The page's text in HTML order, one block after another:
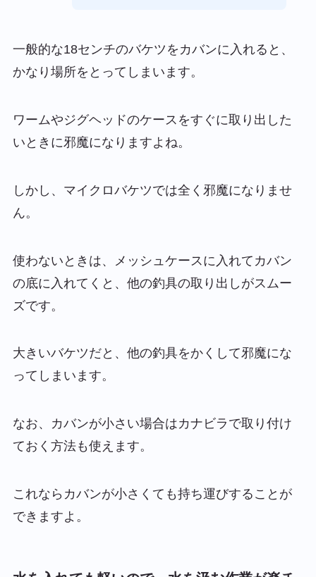
一般的な18センチのバケツをカバンに入れると、
かなり場所をとってしまいます。
ワームやジグヘッドのケースをすぐに取り出した
いときに邪魔になりますよね。
しかし、マイクロバケツでは全く邪魔になりませ
ん。
使わないときは、メッシュケースに入れてカバン
の底に入れてくと、他の釣具の取り出しがスムー
ズです。
大きいバケツだと、他の釣具をかくして邪魔にな
ってしまいます。
なお、カバンが小さい場合はカナビラで取り付け
ておく方法も使えます。
これならカバンが小さくても持ち運びすることが
できますよ。